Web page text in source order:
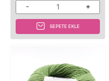
SEPETE EKLE